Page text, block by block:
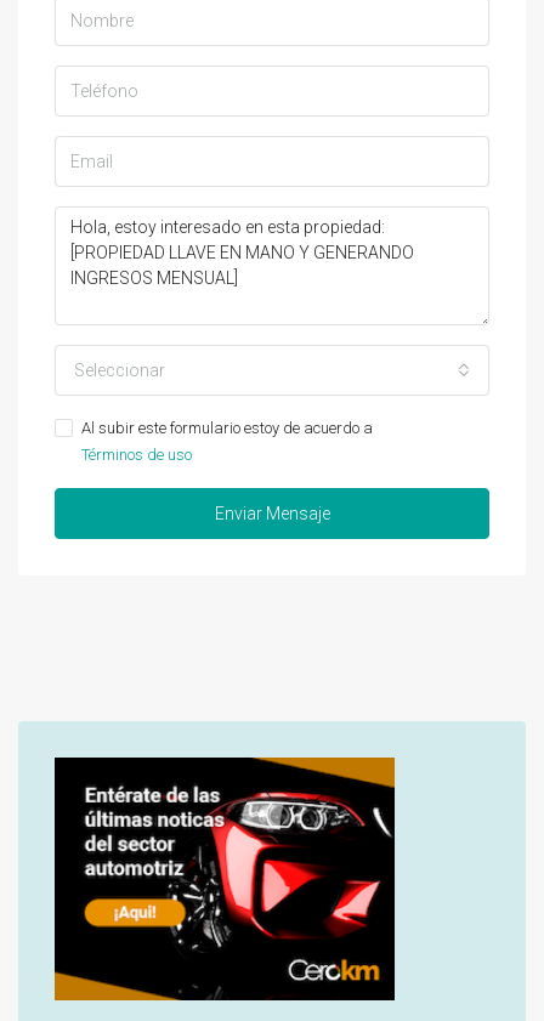
Seleccionar
Al subir este formulario estoy de acuerdo a
Términos de uso
Enviar Mensaje